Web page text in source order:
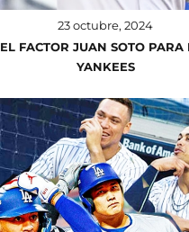
23 octubre, 2024
EL FACTOR JUAN SOTO PARA
YANKEES